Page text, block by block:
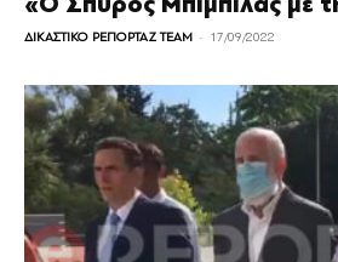
ΔΙΚΑΣΤΙΚΟ ΡΕΠΟΡΤΑΖ TEAM - 17/09/2022